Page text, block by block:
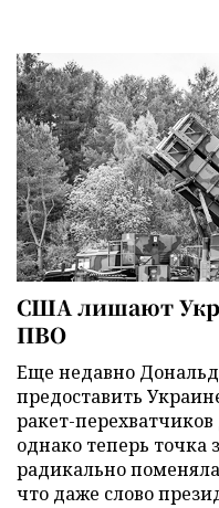
США лишают
ПВО
Еще недавно
предоставить
ракет-
однако теперь точка
радикально
что даже слово